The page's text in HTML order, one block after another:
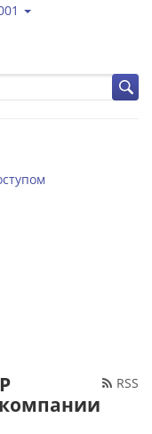
RSS